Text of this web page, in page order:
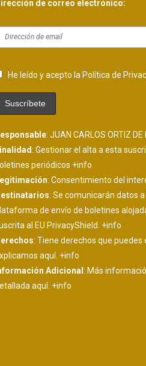
de correo electrónico:
He leído y acepto la Política de
: JUAN CARLOS ORTIZ DE
: Gestionar el alta a esta
periódicos +info
: Consentimiento del
: Se comunicarán datos
de envío de boletines
al EU PrivacyShield. +info
: Tiene derechos que puedes
aquí. +info
Adicional : Más
aquí. +info